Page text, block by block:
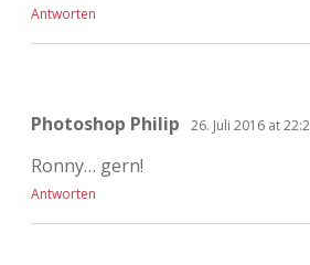
Antworten
Photoshop Philip 26. Juli 2016 at
Ronny… gern!
Antworten